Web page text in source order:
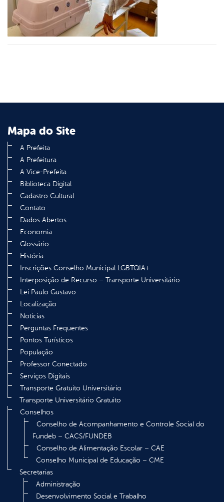
Mapa do Site
A Prefeita
A Prefeitura
A Vice-Prefeita
Biblioteca Digital
Cadastro Cultural
Contato
Dados Abertos
Economia
Glossário
História
Inscrições Conselho Municipal LGBTQIA+
Interposição de Recurso – Transporte Universitário
Lei Paulo Gustavo
Localização
Notícias
Perguntas Frequentes
Pontos Turísticos
População
Professor Conectado
Serviços Digitais
Transporte Gratuito Universitário
Transporte Universitário Gratuito
Conselhos
Conselho de Acompanhamento e Controle Social do
Fundeb – CACS/FUNDEB
Conselho de Alimentação Escolar – CAE
Conselho Municipal de Educação – CME
Secretarias
Administração
Desenvolvimento Social e Trabalho